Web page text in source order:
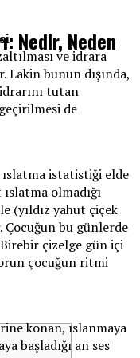
ve idrara
Lakin bunun dışında,
tutan
de
istatistiği elde
olmadığı
(yıldız yahut çiçek
bu günlerde
çizelge gün içi
çocuğun ritmi
konan, ıslanmaya
başladığı an ses
Nedir, Neden